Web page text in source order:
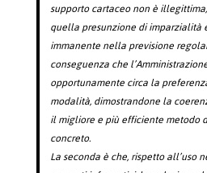
supporto cartaceo non è
quella presunzione di imparzialità
immanente nella previsione
conseguenza che
opportunamente circa la
modalità, dimostrandone la
il migliore e più efficiente metodo
concreto.
La seconda è che, rispetto all’uso